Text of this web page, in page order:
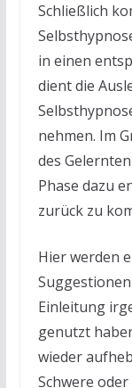
Schließlich
in einen
dient die
nehmen. Im
des
Phase dazu
zurück zu
Hier werden
Einleitung
genutzt
wieder
Schwere